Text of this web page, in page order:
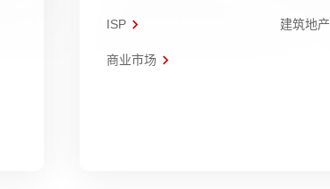
ISP 建筑地产
商业市场